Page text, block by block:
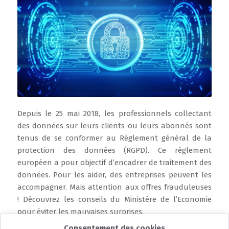
Depuis le 25 mai 2018, les professionnels collectant
des données sur leurs clients ou leurs abonnés sont
tenus de se conformer au Règlement général de la
protection des données (RGPD). Ce règlement
européen a pour objectif d’encadrer de traitement des
données. Pour les aider, des entreprises peuvent les
accompagner. Mais attention aux offres frauduleuses
! Découvrez les conseils du Ministère de l’Economie
pour éviter les mauvaises surprises.